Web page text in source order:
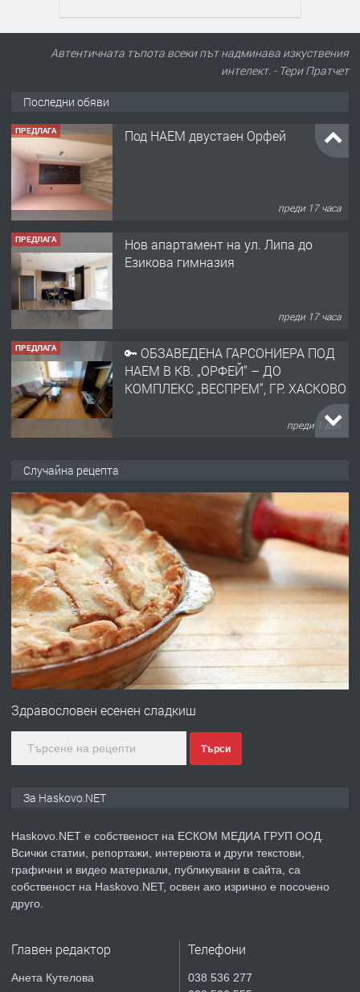
Автентичната тъпота всеки път надминава изкуствения
интелект. - Тери Пратчет
Последни обяви
ПРЕДЛАГА Под НАЕМ двустаен Орфей
преди 17 часа
ПРЕДЛАГА
Нов апартамент на ул. Липа до
Езикова гимназия
преди 17 часа
ПРЕДЛАГА
🔑 ОБЗАВЕДЕНА ГАРСОНИЕРА ПОД
НАЕМ В КВ. „ОРФЕЙ“ – ДО
КОМПЛЕКС „ВЕСПРЕМ“, ГР. ХАСКОВО
преди 1 ден
АПАРТАМЕНТ В ЦЕНТЪРА НА ГР.
ХАСКОВО
преди 2 дни
ПРЕДЛАГА Давам гараж под наем
ПРЕДЛАГА
№4120 Магазин/Офис под наем в кв.
градската градина!
преди 3 дни
ПРЕДЛАГА
Продавам парцел в гр. Хасково кв.
Случайна рецепта
Здравословен есенен сладкиш
Търси
За Haskovo.NET
Haskovo.NET е собственост на ЕСКОМ МЕДИА ГРУП ООД.
Всички статии, репортажи, интервюта и други текстови,
графични и видео материали, публикувани в сайта, са
собственост на Haskovo.NET, освен ако изрично е посочено
друго.
Главен редактор
Анета Кутелова
Телефони
038 536 277